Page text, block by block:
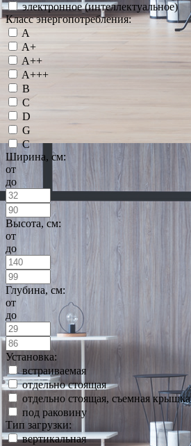
электронное (интеллектуальное)
Класс энергопотребления:
A
A+
A++
A+++
B
C
D
G
С
Ширина, см:
от
до
Высота, см:
от
до
Глубина, см:
от
до
Установка:
встраиваемая
отдельно стоящая
отдельно стоящая, съемная
под раковину
Тип загрузки:
вертикальная